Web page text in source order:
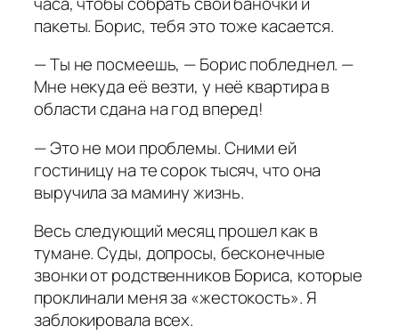
пакеты. Борис, тебя это тоже касается.
— Ты не посмеешь, — Борис побледнел. —
Мне некуда её везти, у неё квартира в
области сдана на год вперед!
— Это не мои проблемы. Сними ей
гостиницу на те сорок тысяч, что она
выручила за мамину жизнь.
Весь следующий месяц прошел как в
тумане. Суды, допросы, бесконечные
звонки от родственников Бориса, которые
проклинали меня за «жестокость». Я
заблокировала всех.